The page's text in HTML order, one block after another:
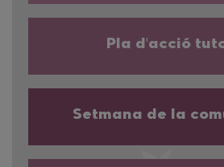
Pla d'acció
Setmana de la